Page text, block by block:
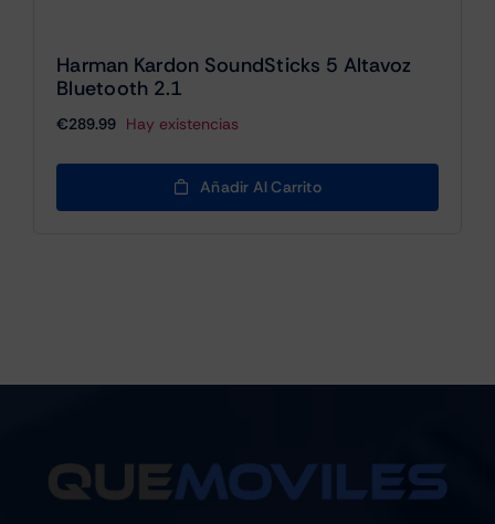
Harman Kardon SoundSticks 5 Altavoz
Bluetooth 2.1
€289.99 Hay existencias
Añadir Al Carrito